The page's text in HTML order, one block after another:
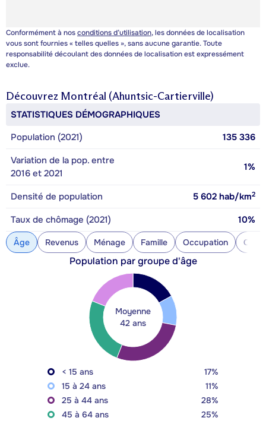
Conformément à nosconditions d’utilisation, les données de localisation
vous sont fournies « telles quelles », sans aucune garantie. Toute
responsabilité découlant des données de localisation est expressément
exclue.
Découvrez Montréal (Ahuntsic-Cartierville)
STATISTIQUES DÉMOGRAPHIQUES
Population (2021)
135 336
Variation de la pop. entre
2016 et 2021
1%
Densité de population 5 602 hab/km2
Taux de chômage (2021) 10%
Âge Revenus Ménage Famille Occupation
Population par groupe d'âge
Moyenne
42 ans
< 15 ans
17%
15 à 24 ans
11%
25 à 44 ans
28%
45 à 64 ans
25%